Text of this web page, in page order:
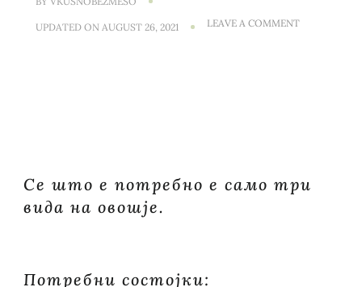
UPDATED ON AUGUST 26, 2021 LEAVE A COMMENTON
Се што е потребно е само три
вида на овошје.
Потребни состојки: